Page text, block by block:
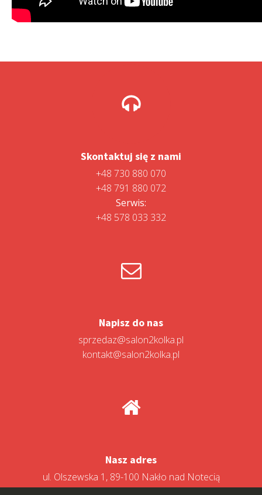
Skontaktuj się z nami
+48 730 880 070
+48 791 880 072
Serwis:
+48 578 033 332
Napisz do nas
sprzedaz@salon2kolka.pl
kontakt@salon2kolka.pl
Nasz adres
ul. Olszewska 1, 89-100 Nakło nad Notecią